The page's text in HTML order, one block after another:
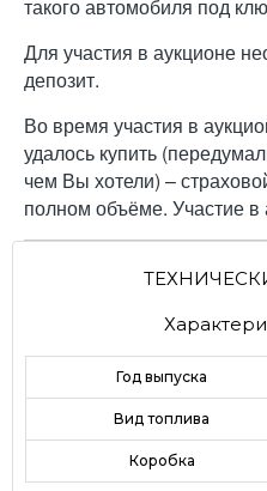
такого автомобиля под
Для участия в аукционе
депозит.
Во время участия в
удалось купить
чем Вы хотели) –
полном объёме. Участие в
Год выпуска
Вид топлива
Коробка